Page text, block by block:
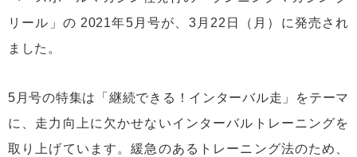
リール」の 2021年5月号が、3月22日（月）に発売され
ました。
5月号の特集は「継続できる！インターバル走」をテーマ
に、走力向上に欠かせないインターバルトレーニングを
取り上げています。緩急のあるトレーニング法のため、